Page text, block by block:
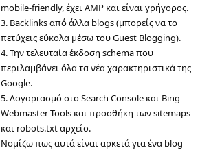
mobile-friendly, έχειAMP καιείναι γρήγορος.
3. Backlinks από άλλα blogs (μπορείς να το
πετύχεις εύκολα μέσω τουGuest Blogging).
4. Την τελευταία έκδοση schema που
περιλαμβάνει όλα τα νέα χαρακτηριστικά της
Google.
5. Λογαριασμό στοSearch Console και Bing
Webmaster Tools και προσθήκη των sitemaps
και robots.txt αρχείο.
Νομίζω πως αυτά είναι αρκετά για ένα blog